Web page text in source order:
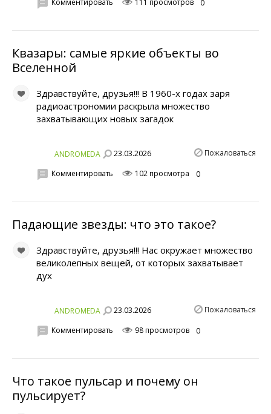
Комментировать 111 просмотров 0
Квазары: самые яркие объекты во
Вселенной
Здравствуйте, друзья!!! В 1960-х годах заря
радиоастрономии раскрыла множество
захватывающих новых загадок
ANDROMEDA 23.03.2026 Пожаловаться
Комментировать 102 просмотра 0
Падающие звезды: что это такое?
Здравствуйте, друзья!!! Нас окружает множество
великолепных вещей, от которых захватывает
дух
ANDROMEDA 23.03.2026 Пожаловаться
Комментировать 98 просмотров 0
Что такое пульсар и почему он
пульсирует?